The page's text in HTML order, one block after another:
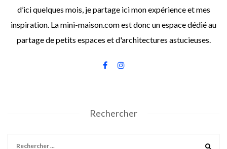
d’ici quelques mois, je partage ici mon expérience et mes
inspiration. La mini-maison.com est donc un espace dédié au
partage de petits espaces et d'architectures astucieuses.
Rechercher